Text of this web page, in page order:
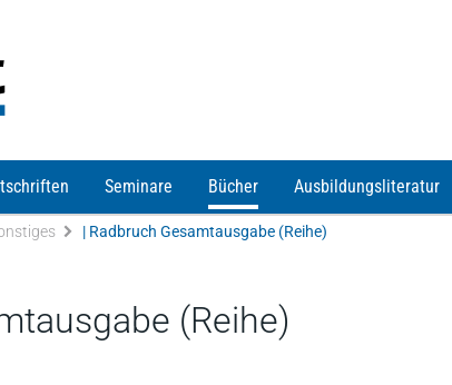
Seminare Bücher Ausbildungsliteratur
| Radbruch Gesamtausgabe (Reihe)
(Reihe)